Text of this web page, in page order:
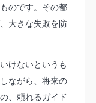
のです。その都
大きな失敗を防
けないというも
ながら、将来の
、頼れるガイド